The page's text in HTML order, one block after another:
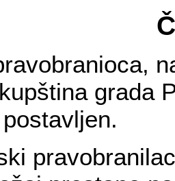
grada